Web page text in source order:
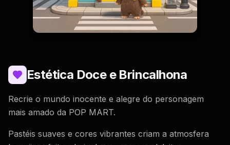
Estética Doce e Brincalhona
Recrie o mundo inocente e alegre do personagem
mais amado da POP MART.
Pastéis suaves e cores vibrantes criam a atmosfera